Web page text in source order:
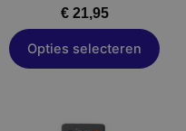
€21,95
Opties selecteren
de
productpagina
Dit